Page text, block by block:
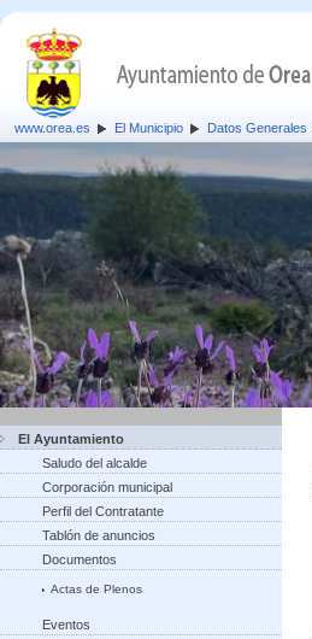
www.orea.es El Municipio Datos Generales
El Ayuntamiento
Saludo del alcalde
Corporación municipal
Perfil del Contratante
Tablón de anuncios
Documentos
Actas de Plenos
Eventos